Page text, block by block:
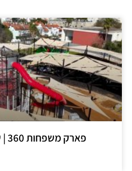
פארק משפחות 360 | שיכון המזרח